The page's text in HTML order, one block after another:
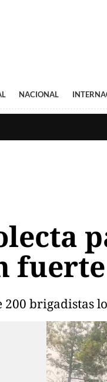
NACIONAL
brigadistas